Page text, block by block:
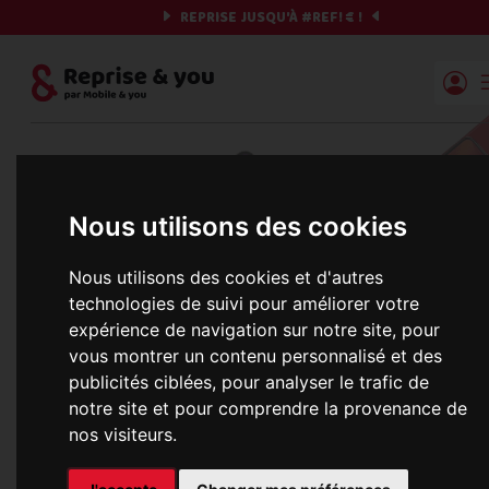
Nous utilisons des cookies
Nous utilisons des cookies et d'autres
technologies de suivi pour améliorer votre
expérience de navigation sur notre site, pour
vous montrer un contenu personnalisé et des
publicités ciblées, pour analyser le trafic de
notre site et pour comprendre la provenance de
nos visiteurs.
REPRISE JUSQU'À #REF!€ !
Reprise | Mobile & you
Préparez votre chrono et vos informations,
c'est parti !
Nous récupérons les meilleures
Une erreur est survenue :